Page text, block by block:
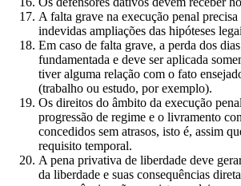
A falta grave na execução penal precisa
indevidas ampliações das hipóteses
Em caso de falta grave, a perda dos
fundamentada e deve ser aplicada
tiver alguma relação com o fato
(trabalho ou estudo, por exemplo).
Os direitos do âmbito da execução
progressão de regime e o livramento
concedidos sem atrasos, isto é, assim
requisito temporal.
A pena privativa de liberdade deve
da liberdade e suas consequências